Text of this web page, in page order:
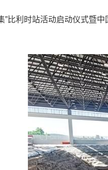
”比利时站活动启动仪式暨